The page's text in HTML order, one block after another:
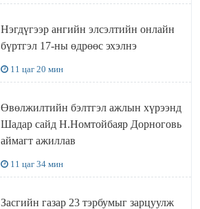
Нэгдүгээр ангийн элсэлтийн онлайн
бүртгэл 17-ны өдрөөс эхэлнэ
11 цаг 20 мин
Өвөлжилтийн бэлтгэл ажлын хүрээнд
Шадар сайд Н.Номтойбаяр Дорноговь
аймагт ажиллав
11 цаг 34 мин
Засгийн газар 23 тэрбумыг зарцуулж